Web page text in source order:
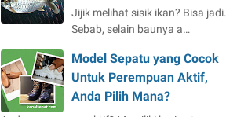
Jijik melihat sisik ikan? Bisa jadi.
Sebab, selain baunya a…
Model Sepatu yang Cocok
Untuk Perempuan Aktif,
Anda Pilih Mana?